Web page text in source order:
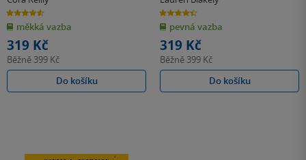
4.6
z
5
hvězdiček
měkká vazba
319 Kč
Běžně 399 Kč
Do košíku
4.4
z
5
hvězdiček
pevná vazba
319 Kč
Běžně 399 Kč
Do košíku